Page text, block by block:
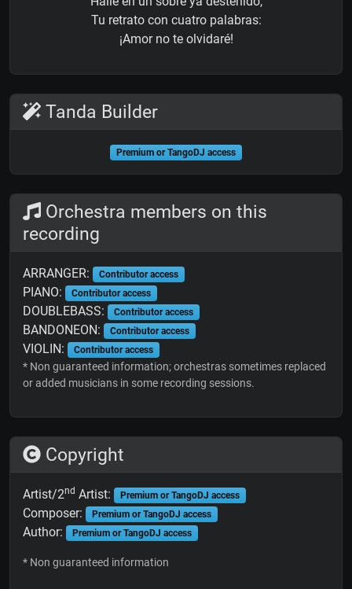
Tu retrato con cuatro palabras:
¡Amor no te olvidaré!
Tanda Builder
Premium or TangoDJ access
Orchestra members on this
recording
ARRANGER: Contributor access
PIANO: Contributor access
DOUBLEBASS: Contributor access
BANDONEON: Contributor access
VIOLIN: Contributor access
* Non guaranteed information; orchestras sometimes replaced
or added musicians in some recording sessions.
Copyright
Artist/2nd Artist: Premium or TangoDJ access
Composer: Premium or TangoDJ access
Author: Premium or TangoDJ access
* Non guaranteed information